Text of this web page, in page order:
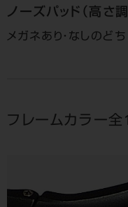
ノーズパッド （高さ
メガネあり・なしのど
フレームカラー全